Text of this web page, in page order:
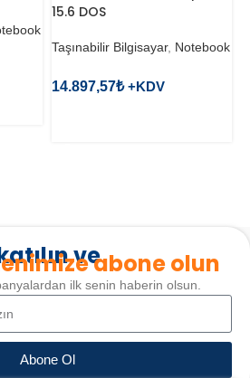
15.6 DOS
Taşınabilir Bilgisayar, Notebook
14.897,57₺
veabone olun
ilk senin haberin olsun.
Abone Ol